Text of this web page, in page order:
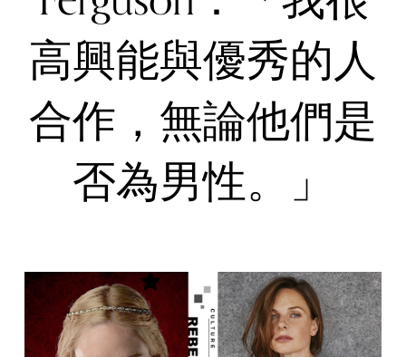
高興能與優秀的人
合作，無論他們是
否為男性。」